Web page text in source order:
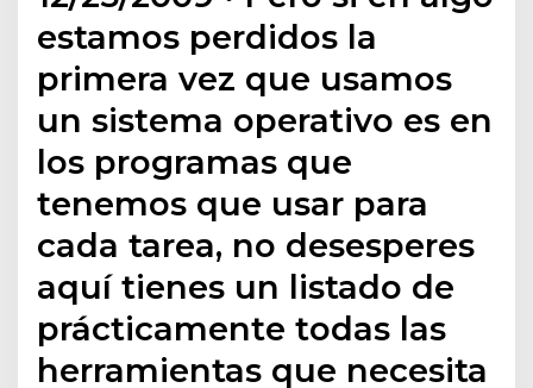
estamos perdidos la
primera vez que usamos
un sistema operativo es en
los programas que
tenemos que usar para
cada tarea, no desesperes
aquí tienes un listado de
prácticamente todas las
herramientas que necesita